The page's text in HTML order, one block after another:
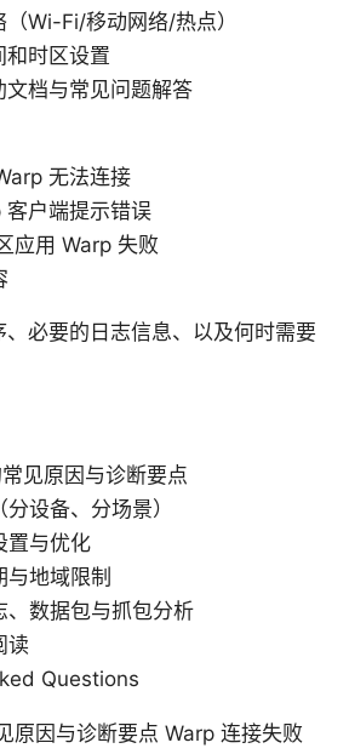
Wi-Fi/移动网络/热点）
和时区设置
文档与常见问题解答
无法连接
客户端提示错误
应用 Warp 失败
、必要的日志信息、以及何时需要
见原因与诊断要点
设备、分场景）
置与优化
与地域限制
、数据包与抓包分析
读
Questions
原因与诊断要点 Warp 连接失败